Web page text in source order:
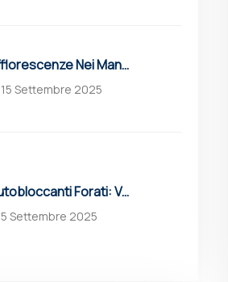
Efflorescenze Nei Manufatti In Cemento: Cause, Prevenzione E Soluzioni
15 Settembre 2025
Autobloccanti Forati: Vantaggi, Applicazioni E Grigliati Erbosi Drenanti Molinaro
5 Settembre 2025